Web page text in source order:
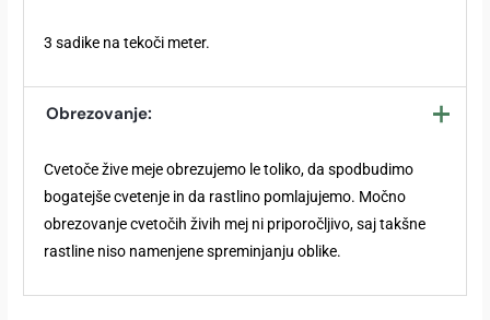
3 sadike na tekoči meter.
Obrezovanje:
Cvetoče žive meje obrezujemo le toliko, da spodbudimo
bogatejše cvetenje in da rastlino pomlajujemo. Močno
obrezovanje cvetočih živih mej ni priporočljivo, saj takšne
rastline niso namenjene spreminjanju oblike.